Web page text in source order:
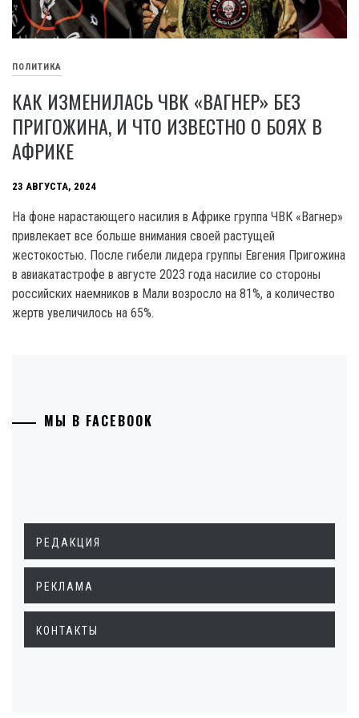
ПОЛИТИКА
КАК ИЗМЕНИЛАСЬ ЧВК «ВАГНЕР» БЕЗ
ПРИГОЖИНА, И ЧТО ИЗВЕСТНО О БОЯХ В
АФРИКЕ
23 АВГУСТА, 2024
На фоне нарастающего насилия в Африке группа ЧВК «Вагнер»
привлекает все больше внимания своей растущей
жестокостью. После гибели лидера группы Евгения Пригожина
в авиакатастрофе в августе 2023 года насилие со стороны
российских наемников в Мали возросло на 81%, а количество
жертв увеличилось на 65%.
МЫ В FACEBOOK
РЕДАКЦИЯ
РЕКЛАМА
КОНТАКТЫ